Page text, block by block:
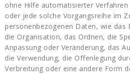
ohne Hilfe automatisierter
oder jede solche Vorgangsreihe im
personenbezogenen Daten, wie das
die Organisation, das Ordnen, die
Anpassung oder Veränderung, das
die Verwendung, die Offenlegung
Verbreitung oder eine andere Form